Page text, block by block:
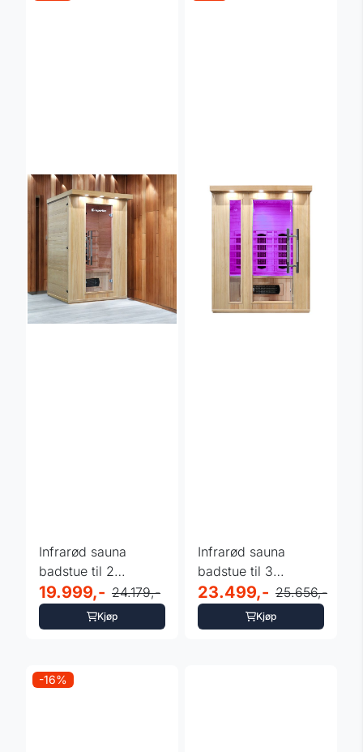
Infrarød sauna
badstue til 2
personer - Mettsa
200
19.999,- 24.179,-
Kjøp
Infrarød sauna
badstue til 3
personer - Mettsa
300
23.499,- 25.656,-
Kjøp
-16%